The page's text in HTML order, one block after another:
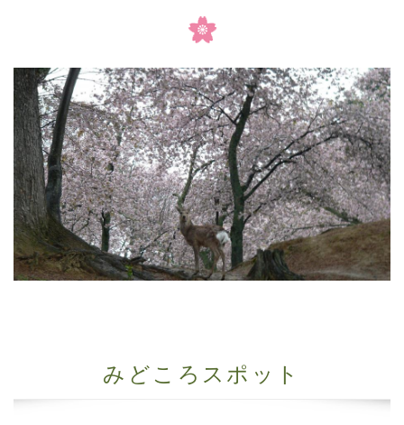
みどころスポット